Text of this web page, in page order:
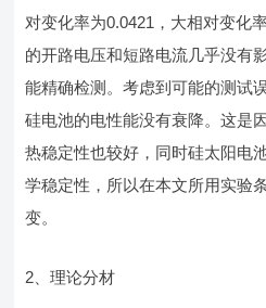
对变化率为0.0421，大相对变化
的开路电压和短路电流几乎没有
能精确检测。考虑到可能的测试
硅电池的电性能没有衰降。这是
热稳定性也较好，同时硅太阳电
学稳定性，所以在本文所用实验
变。
2、理论分材